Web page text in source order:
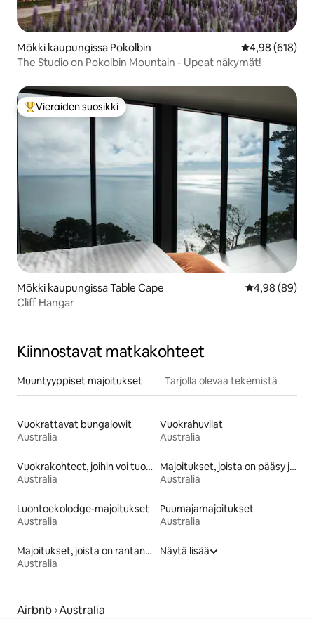
Mökki kaupungissa Pokolbin
4,98 (618)
The Studio on Pokolbin Mountain - Upeat näkymät!
Vieraiden suosikkien parhaimmistoa
Vieraiden suosikki
Mökki kaupungissa Table Cape
4,98 (89)
Cliff Hangar
Kiinnostavat matkakohteet
Muuntyyppiset majoitukset Tarjolla olevaa tekemistä
Vuokrattavat bungalowit
Australia
Vuokrahuvilat
Australia
Vuokrakohteet, joihin voi tuoda lemmikin
Australia
Majoitukset, joista on pääsy järvelle
Australia
Luontoekolodge-majoitukset
Australia
Puumajamajoitukset
Australia
Majoitukset, joista on rantanäkymä
Australia
Näytä lisää
Airbnb Australia